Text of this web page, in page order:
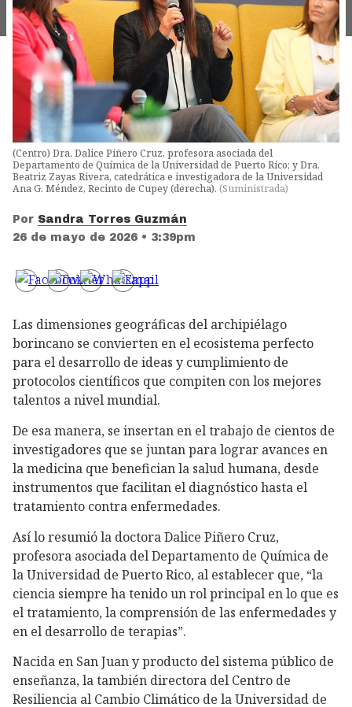
(Centro) Dra. Dalice Piñero Cruz, profesora asociada del
Departamento de Química de la Universidad de Puerto Rico; y Dra.
Beatriz Zayas Rivera, catedrática e investigadora de la Universidad
Ana G. Méndez, Recinto de Cupey (derecha). (Suministrada)
Por Sandra Torres Guzmán
26 de mayo de 2026 • 3:39pm
Las dimensiones geográficas del archipiélago
borincano se convierten en el ecosistema perfecto
para el desarrollo de ideas y cumplimiento de
protocolos científicos que compiten con los mejores
talentos a nivel mundial.
De esa manera, se insertan en el trabajo de cientos de
investigadores que se juntan para lograr avances en
la medicina que benefician la salud humana, desde
instrumentos que facilitan el diagnóstico hasta el
tratamiento contra enfermedades.
Así lo resumió la doctora Dalice Piñero Cruz,
profesora asociada del Departamento de Química de
la Universidad de Puerto Rico, al establecer que, “la
ciencia siempre ha tenido un rol principal en lo que es
el tratamiento, la comprensión de las enfermedades y
en el desarrollo de terapias”.
Nacida en San Juan y producto del sistema público de
enseñanza, la también directora del Centro de
Resiliencia al Cambio Climático de la Universidad de